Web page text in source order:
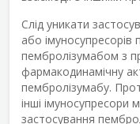
Слід уникати
або імуносупресорів
пембролізумабом з
фармакодинамічну
пембролізумабу.
інші імуносупресори
застосування